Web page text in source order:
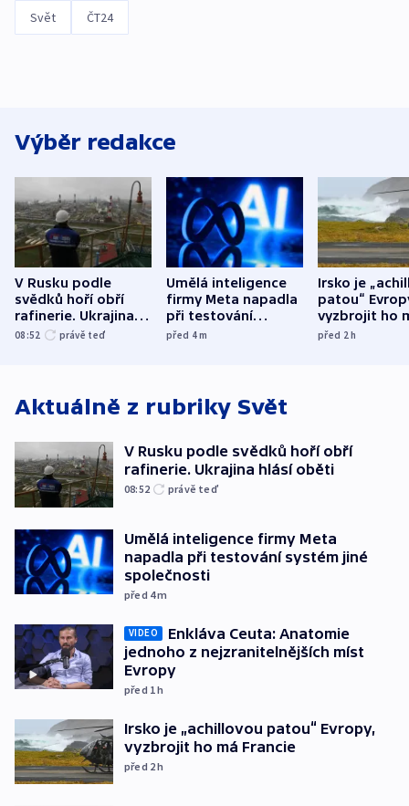
Svět ČT24
Výběr redakce
V Rusku podle
svědků hoří obří
rafinerie. Ukrajina
hlásí oběti
08:52 právě teď
Umělá inteligence
firmy Meta napadla
při testování
systém jiné
před 4m
Irsko je
patou“
vyzbrojit ho
Francie
před 2h
Aktuálně z rubriky Svět
V Rusku podle svědků hoří obří
rafinerie. Ukrajina hlásí oběti
08:52 právě teď
Umělá inteligence firmy Meta
napadla při testování systém jiné
společnosti
před 4m
VIDEO
Enkláva Ceuta: Anatomie
jednoho z nejzranitelnějších míst
Evropy
před 1h
Irsko je „achillovou patou“ Evropy,
vyzbrojit ho má Francie
před 2h